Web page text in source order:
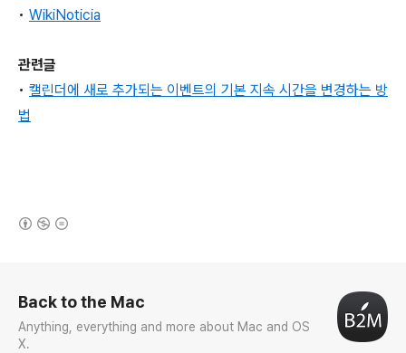
• WikiNoticia
관련글
• 캘린더에 새로 추가되는 이벤트의 기본 지속 시간을 변경하는 방
법
Back to the Mac
Anything, everything and more about Mac and OS
X.